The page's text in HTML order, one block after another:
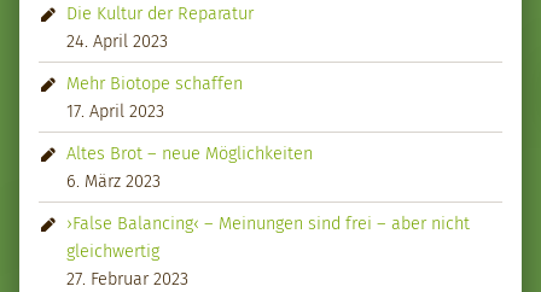
Die Kultur der Reparatur
24. April 2023
Mehr Biotope schaffen
17. April 2023
Altes Brot – neue Möglichkeiten
6. März 2023
›False Balancing‹ – Meinungen sind frei – aber nicht
gleichwertig
27. Februar 2023